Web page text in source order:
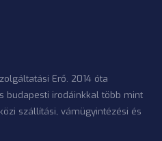
Erő. 2014 óta
budapesti irodáinkkal több mint
szállítási, vámügyintézési és